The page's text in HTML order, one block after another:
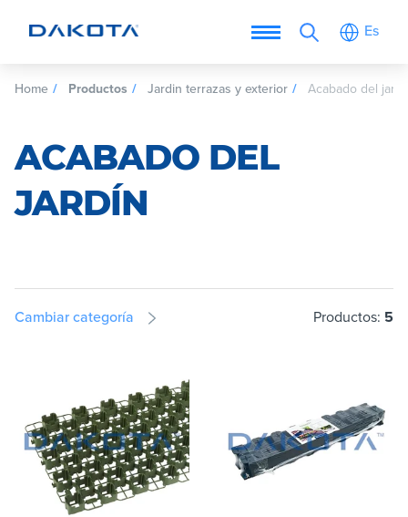
Es
Home Productos Jardin terrazas y exterior Acabado del
ACABADO DEL
JARDÍN
Cambiar categoría Productos: 5